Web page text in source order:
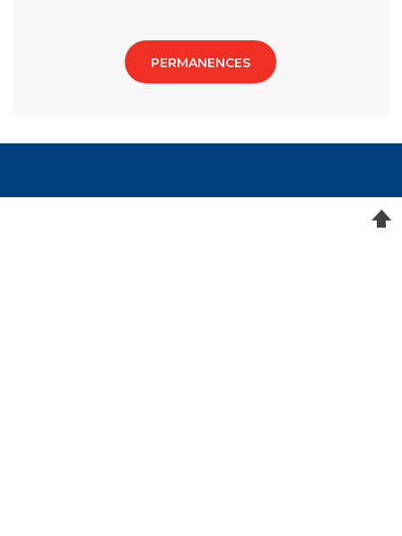
PERMANENCES